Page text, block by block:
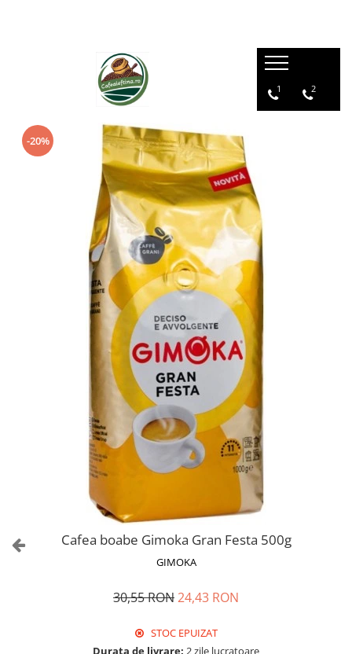
1 2
-20%
Cafea boabe Gimoka Gran Festa 500g
GIMOKA
30,55 RON24,43 RON
STOC EPUIZAT
Durata de livrare: 2 zile lucratoare